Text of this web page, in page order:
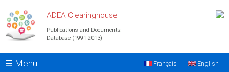
ADEA Clearinghouse
Publications and Documents
Database (1991-2013)
☰ Menu English
Français